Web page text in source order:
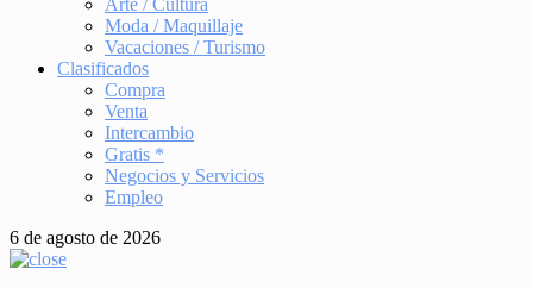
Arte / Cultura
Moda / Maquillaje
Vacaciones / Turismo
Clasificados
Compra
Venta
Intercambio
Gratis *
Negocios y Servicios
Empleo
6 de agosto de 2026